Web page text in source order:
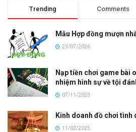
Trending Comments
Mẫu Hợp đồng mượn
23/07/2026
Nạp tiền chơi game bài
nhiệm hình sự về tội
07/11/2023
Kinh doanh đồ chơi tình
11/02/2025